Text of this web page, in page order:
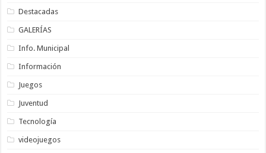
Destacadas
GALERÍAS
Info. Municipal
Información
Juegos
Juventud
Tecnología
videojuegos